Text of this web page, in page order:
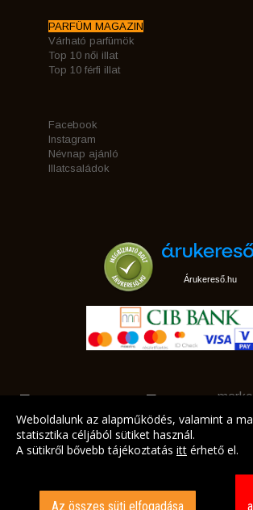
PARFÜM MAGAZIN
Várható parfümök
Top 10 női illat
Top 10 férfi illat
Facebook
Instagram
Névnap ajánló
Illatcsaládok
Árukereső.hu
Weboldalunk az alapműködés, valamint a
statisztika céljából sütiket használ.
A sütikről bővebb tájékoztatás itt érhető el.
Az összes süti elfogadása